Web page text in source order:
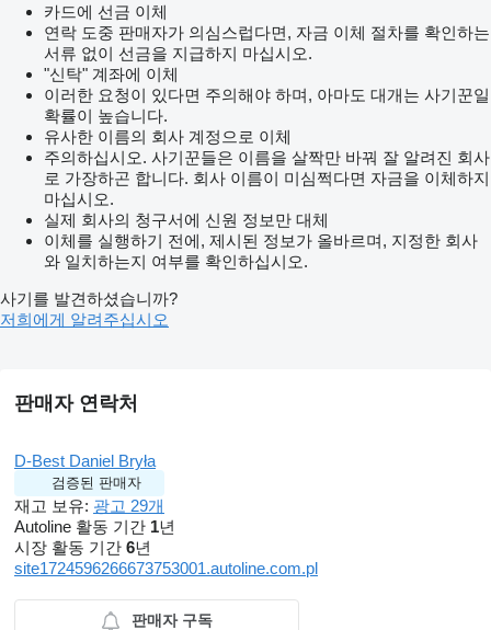
카드에 선금 이체
연락 도중 판매자가 의심스럽다면, 자금 이체 절차를 확인하는
서류 없이 선금을 지급하지 마십시오.
"신탁" 계좌에 이체
이러한 요청이 있다면 주의해야 하며, 아마도 대개는 사기꾼일
확률이 높습니다.
유사한 이름의 회사 계정으로 이체
주의하십시오. 사기꾼들은 이름을 살짝만 바꿔 잘 알려진 회사
로 가장하곤 합니다. 회사 이름이 미심쩍다면 자금을 이체하지
마십시오.
실제 회사의 청구서에 신원 정보만 대체
이체를 실행하기 전에, 제시된 정보가 올바르며, 지정한 회사
와 일치하는지 여부를 확인하십시오.
사기를 발견하셨습니까?
저희에게 알려주십시오
판매자 연락처
D-Best Daniel Bryła
검증된 판매자
재고 보유: 광고 29개
Autoline 활동 기간 1년
시장 활동 기간 6년
site1724596266673753001.autoline.com.pl
판매자 구독